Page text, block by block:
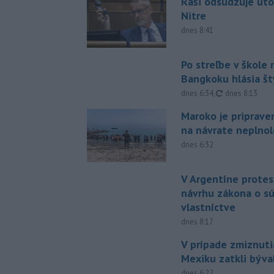
Nitre
dnes 8:41
Po streľbe v škole
Bangkoku hlásia
dnes 6:34, aktualizované
dnes 8:13
Maroko je
na návrate
dnes 6:32
V Argentíne
návrhu zákona o
vlastníctve
dnes 8:17
V prípade
Mexiku zatkli